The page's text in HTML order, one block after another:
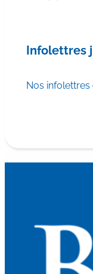
Infolettres
Nos infolettres